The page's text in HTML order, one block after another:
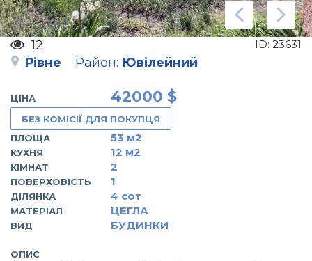
12 ID: 23631
Рівне Район: Ювілейний
ЦІНА 42000 $
БЕЗ КОМІСІЇ ДЛЯ ПОКУПЦЯ
ПЛОЩА
53 м2
КУХНЯ 12 м2
КІМНАТ 2
ПОВЕРХОВІСТЬ 1
ДІЛЯНКА 4 сот
МАТЕРІАЛ ЦЕГЛА
ВИД БУДИНКИ
ОПИС